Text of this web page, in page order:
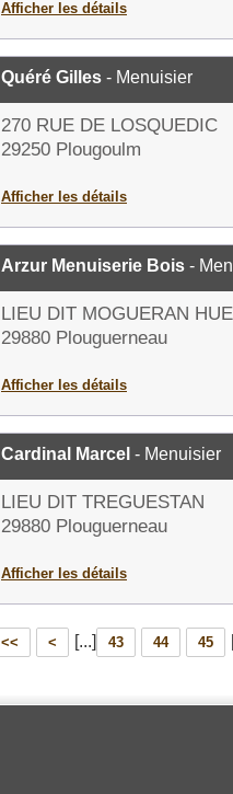
Afficher les détails
Quéré Gilles - Menuisier
270 RUE DE LOSQUEDIC
29250 Plougoulm
Afficher les détails
Arzur Menuiserie Bois -
LIEU DIT MOGUERAN
29880 Plouguerneau
Afficher les détails
Cardinal Marcel - Menuisier
LIEU DIT TREGUESTAN
29880 Plouguerneau
Afficher les détails
<< < [...] 43 44 45